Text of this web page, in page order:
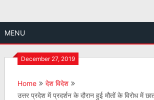
MENU
December 27, 2019
Home
देश विदेश
उत्तर प्रदेश में प्रदर्शन के दौरान हुई मौतों के विरोध में